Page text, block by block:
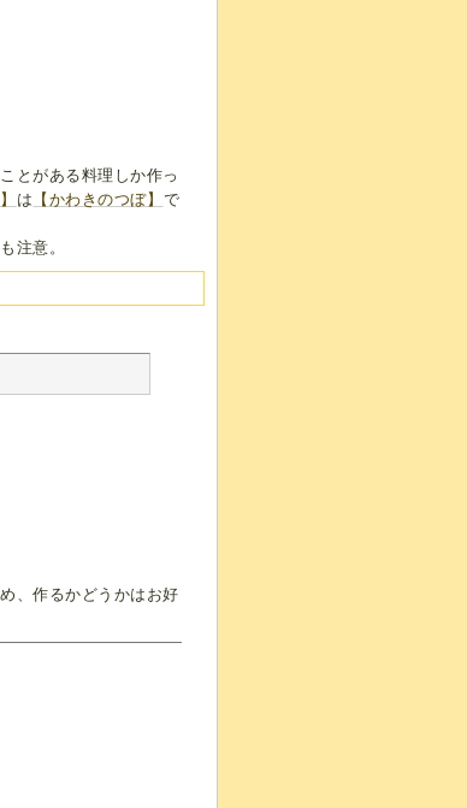
とがある料理しか作っ
は 【かわきのつぼ】 で
注意。
、作るかどうかはお好